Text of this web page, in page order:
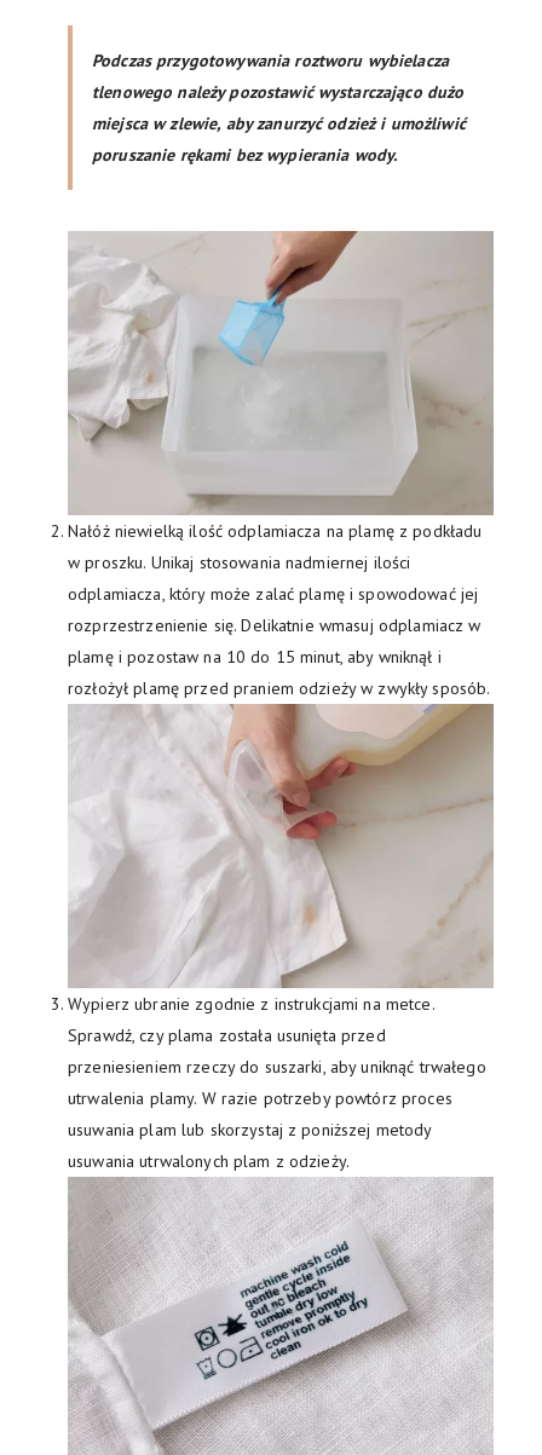
Podczas przygotowywania roztworu wybielacza
tlenowego należy pozostawić wystarczająco dużo
miejsca w zlewie, aby zanurzyć odzież i umożliwić
poruszanie rękami bez wypierania wody.
Nałóż niewielką ilość odplamiacza na plamę z podkładu
w proszku. Unikaj stosowania nadmiernej ilości
odplamiacza, który może zalać plamę i spowodować jej
rozprzestrzenienie się. Delikatnie wmasuj odplamiacz w
plamę i pozostaw na 10 do 15 minut, aby wniknął i
rozłożył plamę przed praniem odzieży w zwykły sposób.
Wypierz ubranie zgodnie z instrukcjami na metce.
Sprawdź, czy plama została usunięta przed
przeniesieniem rzeczy do suszarki, aby uniknąć trwałego
utrwalenia plamy. W razie potrzeby powtórz proces
usuwania plam lub skorzystaj z poniższej metody
usuwania utrwalonych plam z odzieży.